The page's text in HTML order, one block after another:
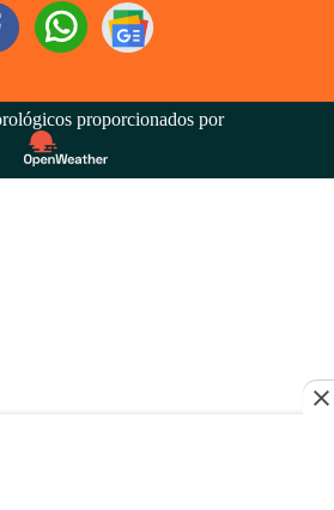
proporcionados por